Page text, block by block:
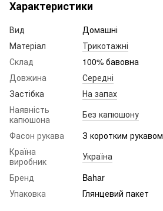
Характеристики
Вид
Домашні
Матеріал
Трикотажні
Склад
100% бавовна
Довжина
Середні
Застібка
На запах
Наявність
капюшона
Без капюшону
Фасон рукава
З коротким рукавом
Країна
виробник
Україна
Бренд
Bahar
Упаковка
Глянцевий пакет